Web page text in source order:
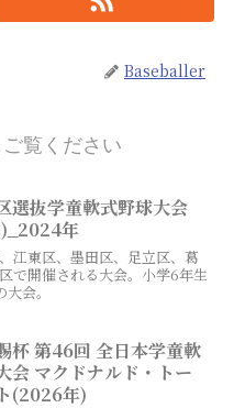
Baseballer
覧ください
選抜学童軟式野球大会
年
江東区、墨田区、足立区、葛
で開催される大会。小学6年生
会。
杯 第46回 全日本学童軟
会 マクドナルド・トー
(2026年)